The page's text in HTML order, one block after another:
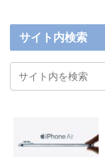
サイト内検索